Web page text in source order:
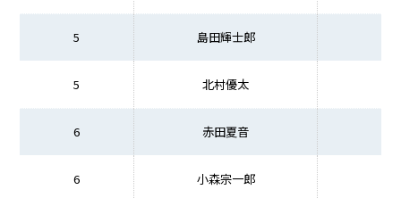
5 島田輝士郎
5 北村優太
6 赤田夏音
6 小森宗一郎